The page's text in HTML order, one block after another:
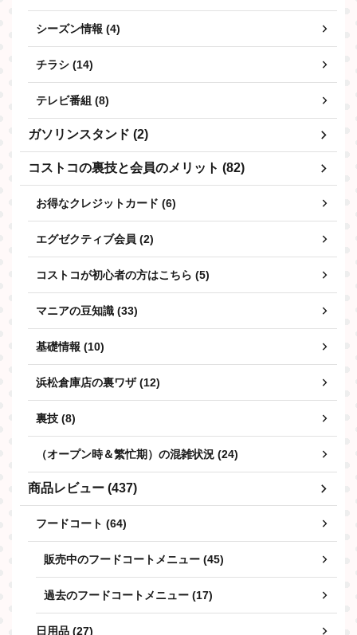
シーズン情報 (4)
チラシ (14)
テレビ番組 (8)
ガソリンスタンド (2)
コストコの裏技と会員のメリット (82)
お得なクレジットカード (6)
エグゼクティブ会員 (2)
コストコが初心者の方はこちら (5)
マニアの豆知識 (33)
基礎情報 (10)
浜松倉庫店の裏ワザ (12)
裏技 (8)
（オープン時＆繁忙期）の混雑状況 (24)
商品レビュー (437)
フードコート (64)
販売中のフードコートメニュー (45)
過去のフードコートメニュー (17)
日用品 (27)